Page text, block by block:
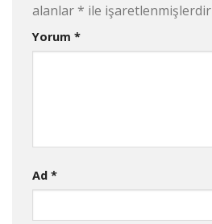
alanlar * ile işaretlenmişlerdir
Yorum *
Ad *